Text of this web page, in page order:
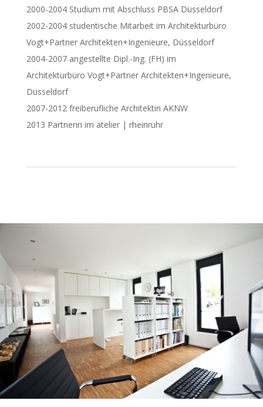
2000-2004 Studium mit Abschluss PBSA Düsseldorf
2002-2004 studentische Mitarbeit im Architekturbüro
Vogt+Partner Architekten+Ingenieure, Düsseldorf
2004-2007 angestellte Dipl.-Ing. (FH) im
Architekturbüro Vogt+Partner Architekten+Ingenieure,
Düsseldorf
2007-2012 freiberufliche Architektin AKNW
2013 Partnerin im atelier | rheinruhr